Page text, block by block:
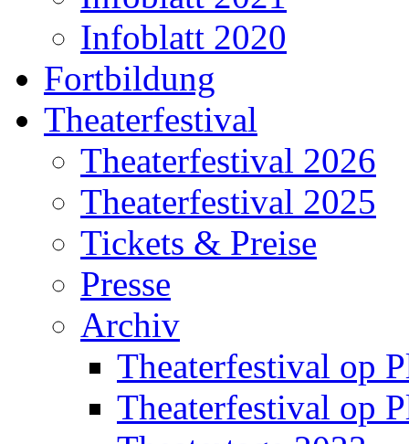
Infoblatt 2020
Fortbildung
Theaterfestival
Theaterfestival 2026
Theaterfestival 2025
Tickets & Preise
Presse
Archiv
Theaterfestival op
Theaterfestival op